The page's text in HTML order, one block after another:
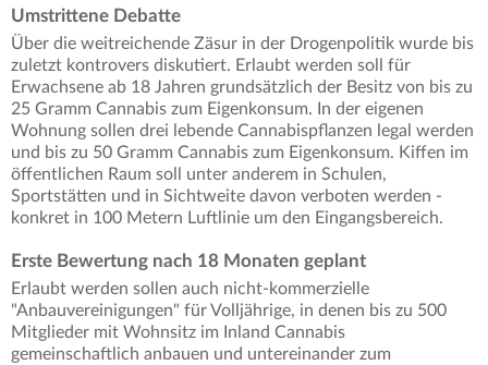
Umstrittene Debatte
Über die weitreichende Zäsur in der Drogenpolitik wurde bis
zuletzt kontrovers diskutiert. Erlaubt werden soll für
Erwachsene ab 18 Jahren grundsätzlich der Besitz von bis zu
25 Gramm Cannabis zum Eigenkonsum. In der eigenen
Wohnung sollen drei lebende Cannabispflanzen legal werden
und bis zu 50 Gramm Cannabis zum Eigenkonsum. Kiffen im
öffentlichen Raum soll unter anderem in Schulen,
Sportstätten und in Sichtweite davon verboten werden -
konkret in 100 Metern Luftlinie um den Eingangsbereich.
Erste Bewertung nach 18 Monaten geplant
Erlaubt werden sollen auch nicht-kommerzielle
"Anbauvereinigungen" für Volljährige, in denen bis zu 500
Mitglieder mit Wohnsitz im Inland Cannabis
gemeinschaftlich anbauen und untereinander zum